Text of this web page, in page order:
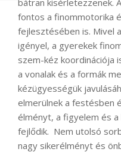
fontos a finommotorika
fejlesztésében is. Mivel
igényel, a gyerekek
szem-kéz koordinációja
a vonalak és a formák
kézügyességük
elmerülnek a festésben
élményt, a figyelem és
fejlődik. Nem utolsó
nagy sikerélményt és